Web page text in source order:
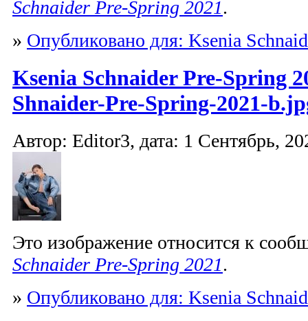
Schnaider Pre-Spring 2021.
» Опубликовано для: Ksenia
Ksenia Schnaider Pre-Spring
Shnaider-Pre-Spring-2021-
Автор: Editor3, дата: 1 Сентябрь,
Это изображение относится к
Schnaider Pre-Spring 2021.
» Опубликовано для: Ksenia